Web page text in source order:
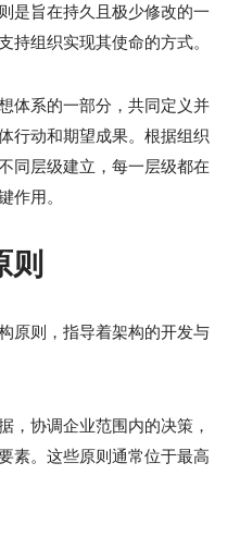
是旨在持久且极少修改的一
持组织实现其使命的方式。
体系的一部分，共同定义并
行动和期望成果。根据组织
同层级建立，每一层级都在
作用。
则
原则，指导着架构的开发与
，协调企业范围内的决策，
素。这些原则通常位于最高